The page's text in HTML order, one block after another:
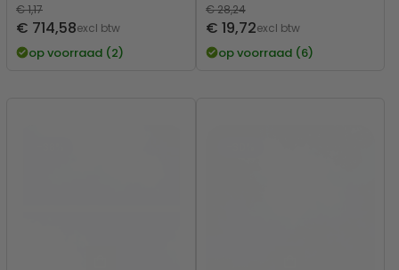
Verkoopprijs
Normale
prijs
€ 1,17
€ 714,58excl btw
op voorraad (2)
Verkoopprijs
Normale
prijs
€ 28,24
€ 19,72excl btw
op voorraad (6)